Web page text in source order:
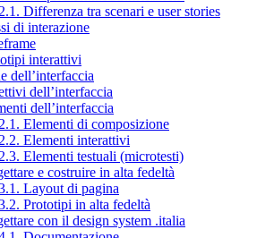
Differenza tra scenari e user stories
di interazione
interattivi
dell’interfaccia
dell’interfaccia
dell’interfaccia
Elementi di composizione
Elementi interattivi
Elementi testuali (microtesti)
e costruire in alta fedeltà
Layout di pagina
Prototipi in alta fedeltà
con il design system .italia